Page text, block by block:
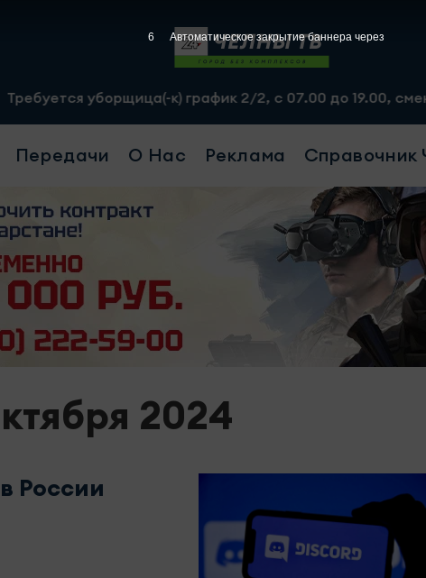
уборщица(-к) график 2/2, с 07.00 до 19.00, смена - 2500
Передачи О Нас Реклама Справочник
2024
России
4 Автоматическое закрытие баннера через